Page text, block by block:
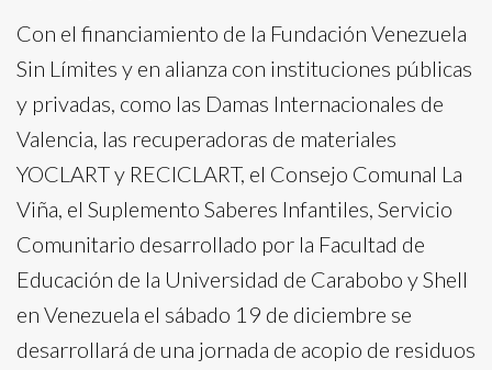
Con el financiamiento de la Fundación Venezuela
Sin Límites y en alianza con instituciones públicas
y privadas, como las Damas Internacionales de
Valencia, las recuperadoras de materiales
YOCLART y RECICLART, el Consejo Comunal La
Viña, el Suplemento Saberes Infantiles, Servicio
Comunitario desarrollado por la Facultad de
Educación de la Universidad de Carabobo y Shell
en Venezuela el sábado 19 de diciembre se
desarrollará de una jornada de acopio de residuos